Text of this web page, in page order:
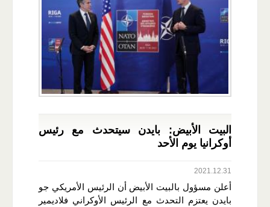
البيت الأبيض: بايدن سيتحدث مع رئيس
أوكرانيا يوم الأحد
2021.12.31
أعلن مسؤول بالبيت الأبيض أن الرئيس الأمريكي جو
بايدن يعتزم التحدث مع الرئيس الأوكراني فلاديمير